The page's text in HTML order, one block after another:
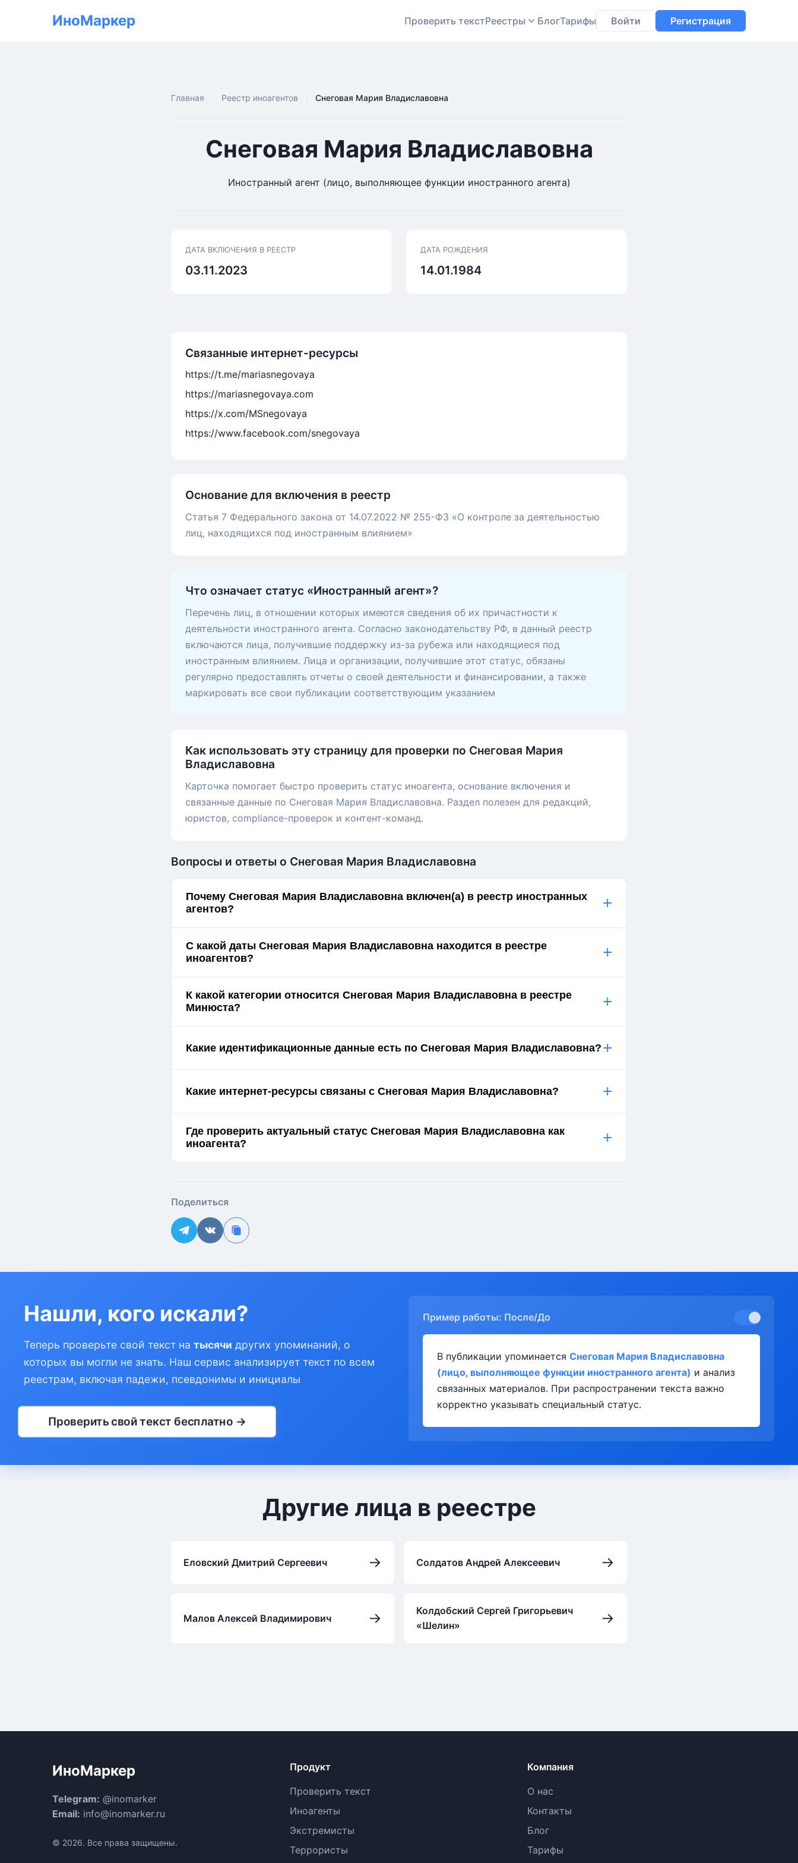
ИноМаркер Проверить текстРеестры БлогТарифы Войти Регистрация
Главная Реестр иноагентов Снеговая Мария Владиславовна
Снеговая Мария Владиславовна
Иностранный агент (лицо, выполняющее функции иностранного агента)
ДАТА ВКЛЮЧЕНИЯ В РЕЕСТР
03.11.2023
ДАТА РОЖДЕНИЯ
14.01.1984
Связанные интернет-ресурсы
https://t.me/mariasnegovaya
https://mariasnegovaya.com
https://x.com/MSnegovaya
https://www.facebook.com/snegovaya
Основание для включения в реестр
Статья 7 Федерального закона от 14.07.2022 № 255-ФЗ «О контроле за деятельностью
лиц, находящихся под иностранным влиянием»
Что означает статус «Иностранный агент»?
Перечень лиц, в отношении которых имеются сведения об их причастности к
деятельности иностранного агента. Согласно законодательству РФ, в данный реестр
включаются лица, получившие поддержку из-за рубежа или находящиеся под
иностранным влиянием. Лица и организации, получившие этот статус, обязаны
регулярно предоставлять отчеты о своей деятельности и финансировании, а также
маркировать все свои публикации соответствующим указанием
Как использовать эту страницу для проверки по Снеговая Мария
Владиславовна
Карточка помогает быстро проверить статус иноагента, основание включения и
связанные данные по Снеговая Мария Владиславовна. Раздел полезен для редакций,
юристов, compliance-проверок и контент-команд.
Вопросы и ответы о Снеговая Мария Владиславовна
Почему Снеговая Мария Владиславовна включен(а) в реестр иностранных
агентов?
+
С какой даты Снеговая Мария Владиславовна находится в реестре
иноагентов?
+
К какой категории относится Снеговая Мария Владиславовна в реестре
Минюста?
+
Какие идентификационные данные есть по Снеговая Мария Владиславовна? +
Какие интернет-ресурсы связаны с Снеговая Мария Владиславовна? +
Где проверить актуальный статус Снеговая Мария Владиславовна как
иноагента?
+
Поделиться
Нашли, кого искали?
Теперь проверьте свой текст на тысячи других упоминаний, о
которых вы могли не знать. Наш сервис анализирует текст по всем
реестрам, включая падежи, псевдонимы и инициалы
Проверить свой текст бесплатно →
Пример работы: После/До
В публикации упоминается Снеговая Мария Владиславовна
(лицо, выполняющее функции иностранного агента) и анализ
связанных материалов. При распространении текста важно
корректно указывать специальный статус.
Другие лица в реестре
Еловский Дмитрий Сергеевич → Солдатов Андрей Алексеевич →
Малов Алексей Владимирович →
Колдобский Сергей Григорьевич
«Шелин»
→
ИноМаркер
Telegram: @inomarker
Email: info@inomarker.ru
© 2026. Все права защищены.
Продукт
Проверить текст
Иноагенты
Экстремисты
Террористы
Компания
О нас
Контакты
Блог
Тарифы